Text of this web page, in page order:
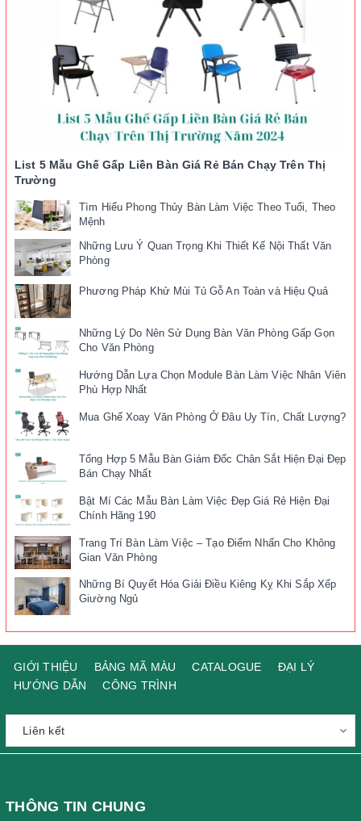
List 5 Mẫu Ghế Gấp Liền Bàn Giá Rẻ Bán Chạy Trên Thị
Trường
Tìm Hiểu Phong Thủy Bàn Làm Việc Theo Tuổi, Theo
Mệnh
Những Lưu Ý Quan Trọng Khi Thiết Kế Nội Thất Văn
Phòng
Phương Pháp Khử Mùi Tủ Gỗ An Toàn và Hiệu Quả
Những Lý Do Nên Sử Dụng Bàn Văn Phòng Gấp Gọn
Cho Văn Phòng
Hướng Dẫn Lựa Chọn Module Bàn Làm Việc Nhân Viên
Phù Hợp Nhất
Mua Ghế Xoay Văn Phòng Ở Đâu Uy Tín, Chất Lượng?
Tổng Hợp 5 Mẫu Bàn Giám Đốc Chân Sắt Hiện Đại Đẹp
Bán Chạy Nhất
Bật Mí Các Mẫu Bàn Làm Việc Đẹp Giá Rẻ Hiện Đại
Chính Hãng 190
Trang Trí Bàn Làm Việc – Tạo Điểm Nhấn Cho Không
Gian Văn Phòng
Những Bí Quyết Hóa Giải Điều Kiêng Kỵ Khi Sắp Xếp
Giường Ngủ
GIỚI THIỆU BẢNG MÃ MÀU CATALOGUE
ĐẠI LÝ
HƯỚNG DẪN
CÔNG TRÌNH
THÔNG TIN CHUNG